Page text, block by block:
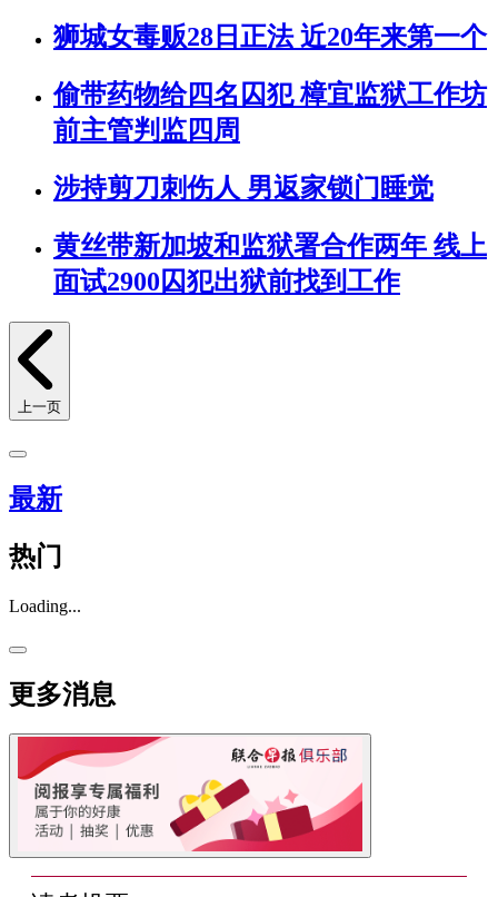
狮城女毒贩28日正法 近20年来第一个
偷带药物给四名囚犯 樟宜监狱工作坊
前主管判监四周
涉持剪刀刺伤人 男返家锁门睡觉
黄丝带新加坡和监狱署合作两年 线上
面试2900囚犯出狱前找到工作
上一页
最新
热门
Loading...
更多消息